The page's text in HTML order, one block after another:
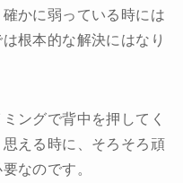
かに弱っている時には
根本的な解決にはなり
ングで背中を押してく
える時に、そろそろ頑
なのです。